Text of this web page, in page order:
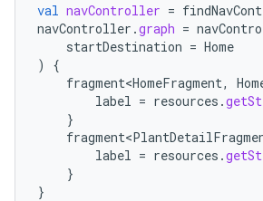
val navController =
navController .graph =
startDestination = Home
)
{
fragment<HomeFragment,
label = resources .
}
label = resources .
}
}